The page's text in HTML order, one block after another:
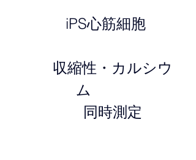
iPS心筋細胞
収縮性・カルシウ
ム
同時測定